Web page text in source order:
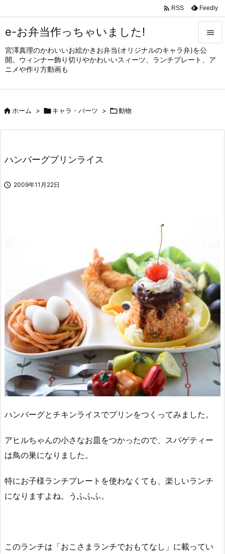
e-お弁当作っちゃいました!
宮澤真理のかわいいお絵かきお弁当(オリジナルのキャラ弁)を公
開。ウィンナー飾り切りやかわいいスィーツ、ランチプレート、ア
ニメや作り方動画も


メニュ
サイド

 RSS Feedly
ホーム > キャラ・パーツ > 動物
ハンバーグプリンライス
 2009年11月22日
ハンバーグとチキンライスでプリンをつくってみました。
アヒルちゃんの小さなお皿をつかったので、スパゲティー
は鳥の巣になりました。
特にお子様ランチプレートを使わなくても、楽しいランチ
になりますよね。うふふふ。
このランチは「おこさまランチでおもてなし」に載ってい